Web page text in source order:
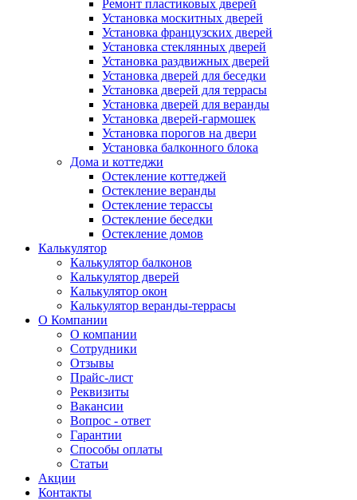
Ремонт пластиковых дверей
Установка москитных дверей
Установка французских дверей
Установка стеклянных дверей
Установка раздвижных дверей
Установка дверей для беседки
Установка дверей для террасы
Установка дверей для веранды
Установка дверей-гармошек
Установка порогов на двери
Установка балконного блока
Дома и коттеджи
Остекление коттеджей
Остекление веранды
Остекление терассы
Остекление беседки
Остекление домов
Калькулятор
Калькулятор балконов
Калькулятор дверей
Калькулятор окон
Калькулятор веранды-террасы
О Компании
О компании
Сотрудники
Отзывы
Прайс-лист
Реквизиты
Вакансии
Вопрос - ответ
Гарантии
Способы оплаты
Статьи
Акции
Контакты